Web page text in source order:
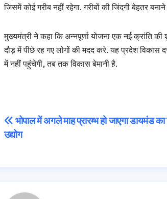
जिसमें कोई गरीब नहीं रहेगा. गरीबों की जिंदगी बेहतर
मुख्यमंत्री ने कहा कि अन्नपूर्णा योजना एक नई क्रांति
दौड़ में पीछे रह गए लोगों की मदद करे. यह प्रदेश
में नहीं पहुंचेगी, तब तक विकास बेमानी है.
Post
navigation
भोपाल में अगले माह प्रारम्भ हो जाएगा डायमंड
उद्योग